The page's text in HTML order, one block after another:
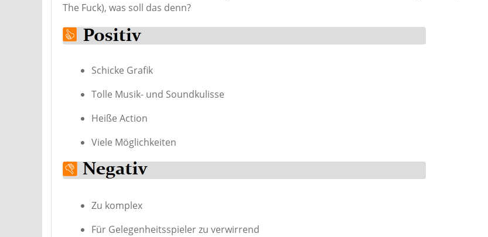
The Fuck), was soll das denn?
Schicke Grafik
Tolle Musik- und Soundkulisse
Heiße Action
Viele Möglichkeiten
Zu komplex
Für Gelegenheitsspieler zu verwirrend